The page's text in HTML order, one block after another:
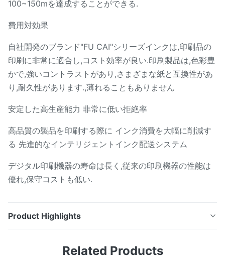
100~150mを達成することができる.
費用対効果
自社開発のブランド"FU CAI"シリーズインクは,印刷品の
印刷に非常に適合し,コスト効率が良い.印刷製品は,色彩豊
かで,強いコントラストがあり,さまざまな紙と互換性があ
り,耐久性があります.,薄れることもありません
安定した高生産能力 非常に低い拒絶率
高品質の製品を印刷する際に インク消費を大幅に削減す
る 先進的なインテリジェントインク配送システム
デジタル印刷機器の寿命は長く,従来の印刷機器の性能は
優れ,保守コストも低い.
Product Highlights
たR&D,製造とマーケティングを統合する国家高技術企業
Related Products